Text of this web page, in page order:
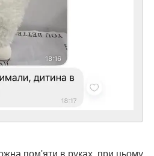
пом'яти в руках, при цьому